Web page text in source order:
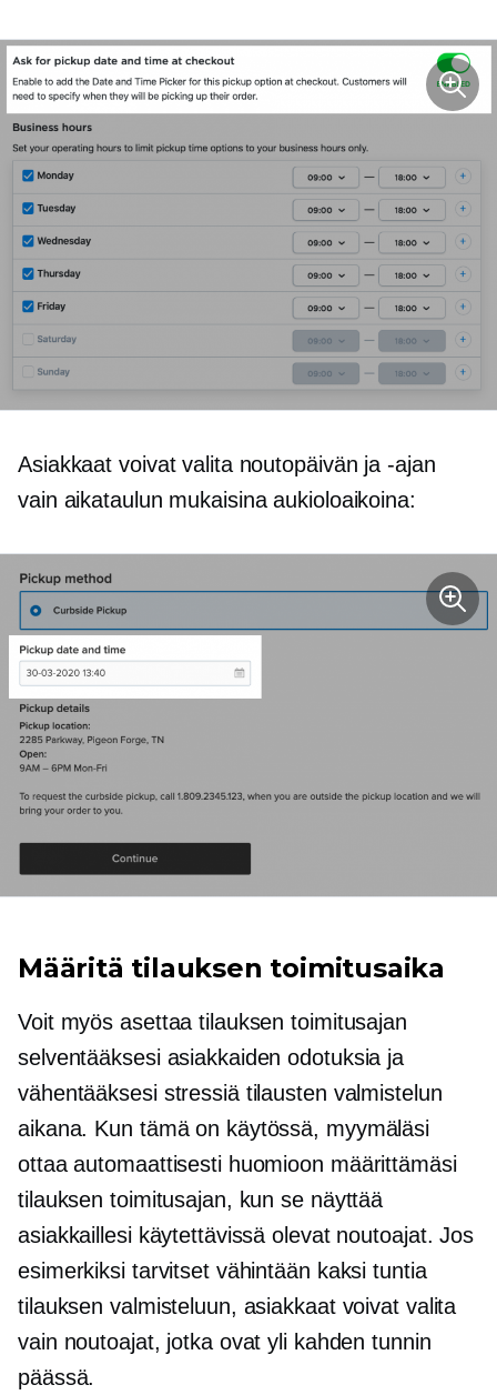
Asiakkaat voivat valita noutopäivän ja -ajan
vain aikataulun mukaisina aukioloaikoina:
Määritä tilauksen toimitusaika
Voit myös asettaa tilauksen toimitusajan
selventääksesi asiakkaiden odotuksia ja
vähentääksesi stressiä tilausten valmistelun
aikana. Kun tämä on käytössä, myymäläsi
ottaa automaattisesti huomioon määrittämäsi
tilauksen toimitusajan, kun se näyttää
asiakkaillesi käytettävissä olevat noutoajat. Jos
esimerkiksi tarvitset vähintään kaksi tuntia
tilauksen valmisteluun, asiakkaat voivat valita
vain noutoajat, jotka ovat yli kahden tunnin
päässä.